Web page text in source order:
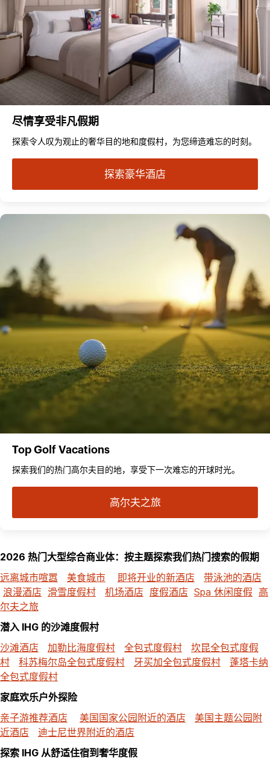
尽情享受非凡假期
探索令人叹为观止的奢华目的地和度假村，为您缔造难忘的时刻。
探索豪华酒店
Top Golf Vacations
探索我们的热门高尔夫目的地，享受下一次难忘的开球时光。
高尔夫之旅
2026 热门大型综合商业体：按主题探索我们热门搜索的假期
远离城市喧嚣
美食城市 即将开业的新酒店
带泳池的酒店
浪漫酒店 滑雪度假村 机场酒店 度假酒店 Spa 休闲度假 高
尔夫之旅
潜入 IHG 的沙滩度假村
沙滩酒店
加勒比海度假村 全包式度假村
坎昆全包式度假
村
科苏梅尔岛全包式度假村 牙买加全包式度假村
蓬塔卡纳
全包式度假村
家庭欢乐户外探险
亲子游推荐酒店
美国国家公园附近的酒店
美国主题公园附
近酒店
迪士尼世界附近的酒店
探索 IHG 从舒适住宿到奢华度假